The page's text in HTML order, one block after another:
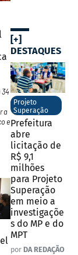
a
e
[+]
DESTAQUES
Projeto
Superação
Prefeitura
abre
licitação de
R$ 9,1
milhões
para Projeto
Superação
em meio a
investigaçõe
s do MP e do
MPT
por DA REDAÇÃO